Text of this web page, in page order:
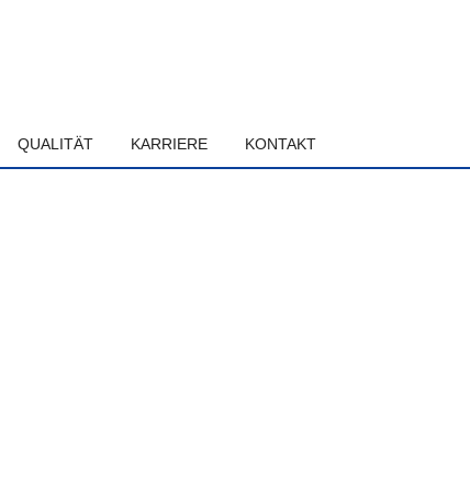
QUALITÄT KARRIERE KONTAKT